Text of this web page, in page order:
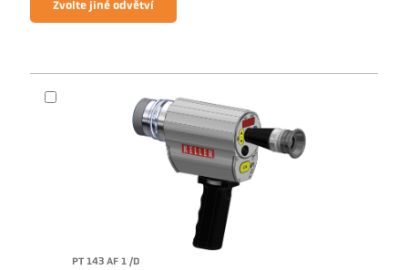
Zvolte jiné odvětví
PT 143 AF 1 /D